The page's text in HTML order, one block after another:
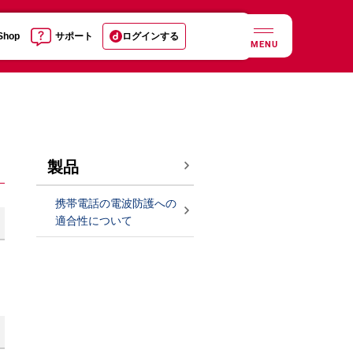
サポート ログインする
MENU
製品
携帯電話の電波防護への
適合性について